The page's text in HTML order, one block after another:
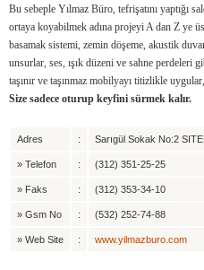
Bu sebeple Yılmaz Büro, tefrişatını yaptığı
ortaya koyabilmek adına projeyi A dan Z ye
basamak sistemi, zemin döşeme, akustik
unsurlar, ses, ışık düzeni ve sahne perdeleri
taşınır ve taşınmaz mobilyayı titizlikle
Size sadece oturup keyfini sürmek kalır.
Adres : Sarıgül Sokak No:2
» Telefon : (312) 351-25-25
» Faks : (312) 353-34-10
» Gsm No : (532) 252-74-88
» Web Site : www.yilmazburo.com